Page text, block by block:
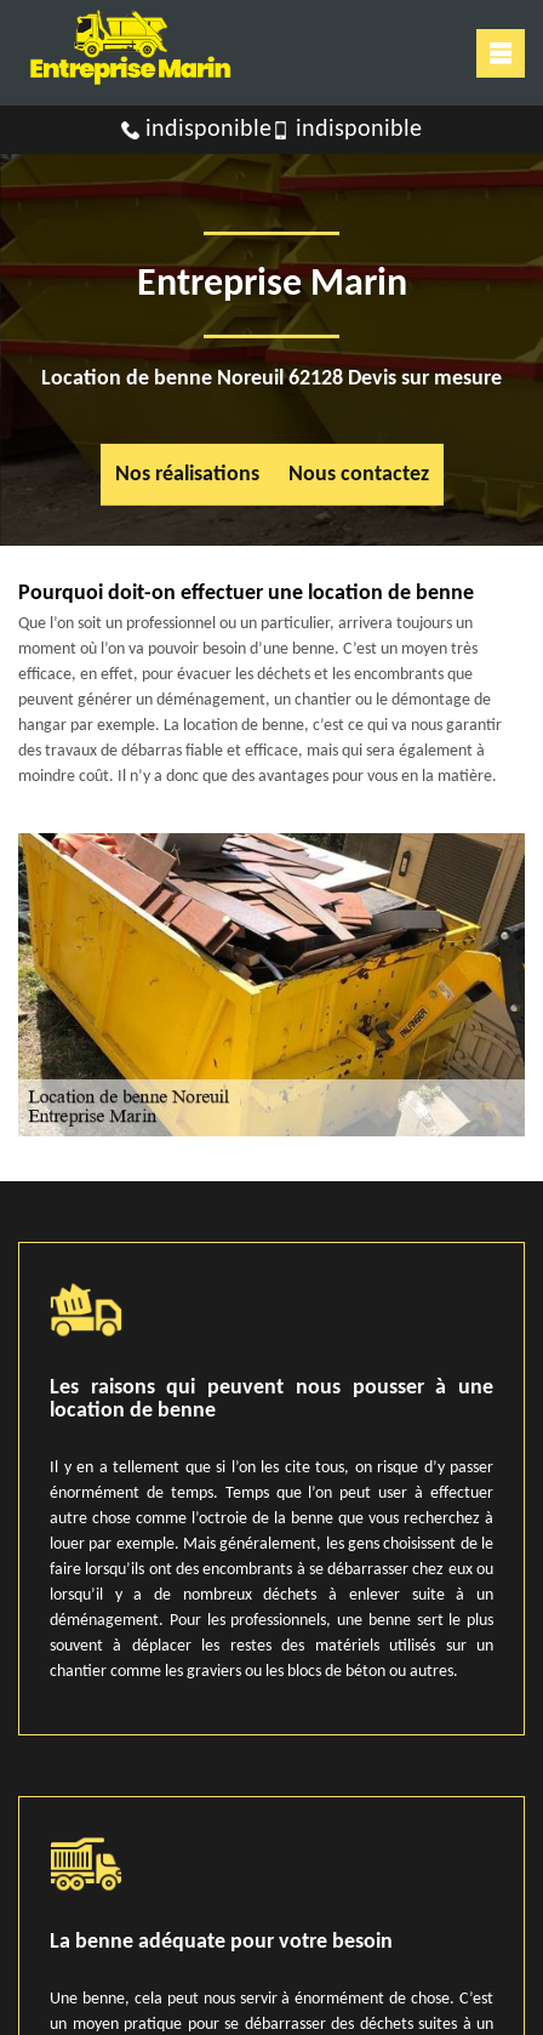
indisponible indisponible
Entreprise Marin
Location de benne Noreuil 62128 Devis sur mesure
Nos réalisations Nous contactez
Pourquoi doit-on effectuer une location de benne
Que l’on soit un professionnel ou un particulier, arrivera toujours un
moment où l’on va pouvoir besoin d’une benne. C’est un moyen très
efficace, en effet, pour évacuer les déchets et les encombrants que
peuvent générer un déménagement, un chantier ou le démontage de
hangar par exemple. La location de benne, c’est ce qui va nous garantir
des travaux de débarras fiable et efficace, mais qui sera également à
moindre coût. Il n’y a donc que des avantages pour vous en la matière.
Les raisons qui peuvent nous pousser à une
location de benne
Il y en a tellement que si l’on les cite tous, on risque d’y passer
énormément de temps. Temps que l’on peut user à effectuer
autre chose comme l’octroie de la benne que vous recherchez à
louer par exemple. Mais généralement, les gens choisissent de le
faire lorsqu’ils ont des encombrants à se débarrasser chez eux ou
lorsqu’il y a de nombreux déchets à enlever suite à un
déménagement. Pour les professionnels, une benne sert le plus
souvent à déplacer les restes des matériels utilisés sur un
chantier comme les graviers ou les blocs de béton ou autres.
La benne adéquate pour votre besoin
Une benne, cela peut nous servir à énormément de chose. C’est
un moyen pratique pour se débarrasser des déchets suites à un